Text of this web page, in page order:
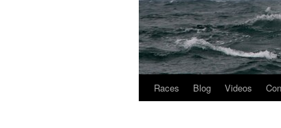
Races Blog Videos